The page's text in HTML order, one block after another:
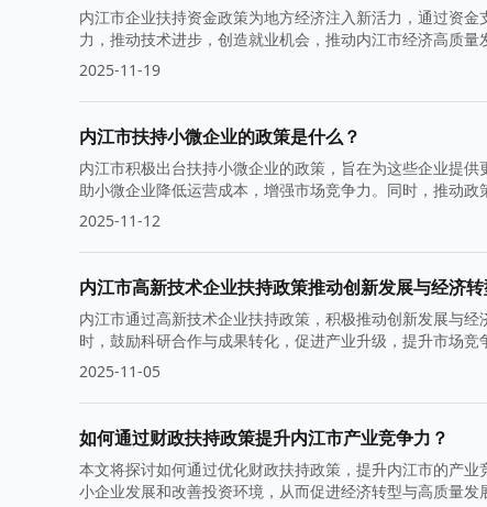
内江市企业扶持资金政策为地方经济注入新活力，通过资
力，推动技术进步，创造就业机会，推动内江市经济高质量
2025-11-19
内江市扶持小微企业的政策是什么？
内江市积极出台扶持小微企业的政策，旨在为这些企业提
助小微企业降低运营成本，增强市场竞争力。同时，推动政
2025-11-12
内江市高新技术企业扶持政策推动创新发展与经济转
内江市通过高新技术企业扶持政策，积极推动创新发展与
时，鼓励科研合作与成果转化，促进产业升级，提升市场竞
2025-11-05
如何通过财政扶持政策提升内江市产业竞争力？
本文将探讨如何通过优化财政扶持政策，提升内江市的产
小企业发展和改善投资环境，从而促进经济转型与高质量发